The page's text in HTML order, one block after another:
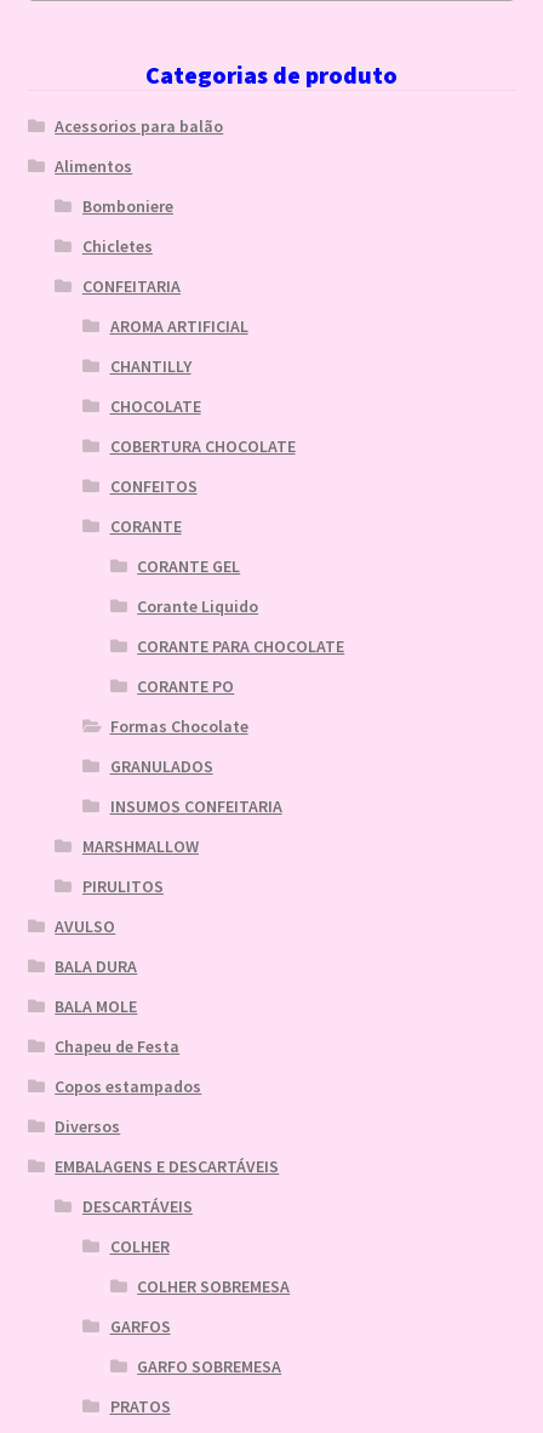
Categorias de produto
Acessorios para balão
Alimentos
Bomboniere
Chicletes
CONFEITARIA
AROMA ARTIFICIAL
CHANTILLY
CHOCOLATE
COBERTURA CHOCOLATE
CONFEITOS
CORANTE
CORANTE GEL
Corante Liquido
CORANTE PARA CHOCOLATE
CORANTE PO
Formas Chocolate
GRANULADOS
INSUMOS CONFEITARIA
MARSHMALLOW
PIRULITOS
AVULSO
BALA DURA
BALA MOLE
Chapeu de Festa
Copos estampados
Diversos
EMBALAGENS E DESCARTÁVEIS
DESCARTÁVEIS
COLHER
COLHER SOBREMESA
GARFOS
GARFO SOBREMESA
PRATOS